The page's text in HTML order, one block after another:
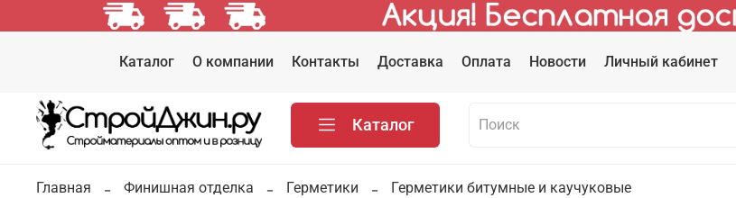
Каталог О компании Контакты Доставка Оплата Новости Личный кабинет
Каталог
Главная Финишная отделка Герметики Герметики битумные и каучуковые